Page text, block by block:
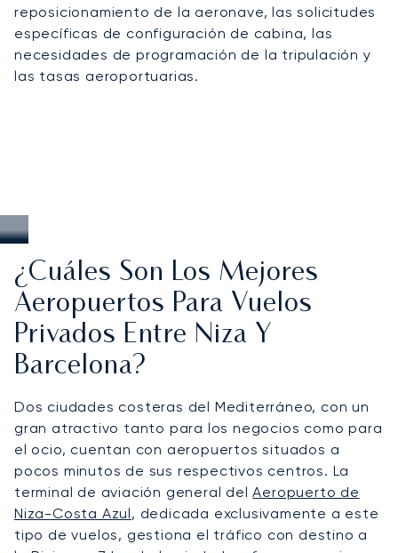
reposicionamiento de la aeronave, las solicitudes
específicas de configuración de cabina, las
necesidades de programación de la tripulación y
las tasas aeroportuarias.
¿Cuáles Son Los Mejores
Aeropuertos Para Vuelos
Privados Entre Niza Y
Barcelona?
Dos ciudades costeras del Mediterráneo, con un
gran atractivo tanto para los negocios como para
el ocio, cuentan con aeropuertos situados a
pocos minutos de sus respectivos centros. La
terminal de aviación general delAeropuerto de
Niza-Costa Azul, dedicada exclusivamente a este
tipo de vuelos, gestiona el tráfico con destino a